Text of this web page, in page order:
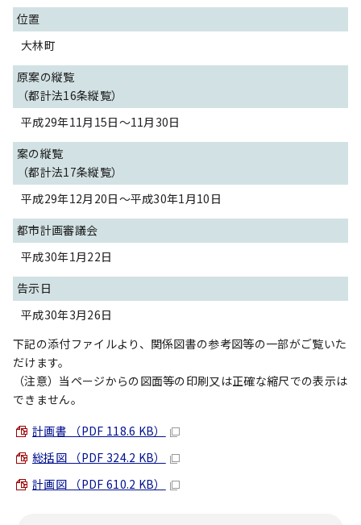
位置
大林町
原案の縦覧
（都計法16条縦覧）
平成29年11月15日～11月30日
案の縦覧
（都計法17条縦覧）
平成29年12月20日～平成30年1月10日
都市計画審議会
平成30年1月22日
告示日
平成30年3月26日
下記の添付ファイルより、関係図書の参考図等の一部がご覧いた
だけます。
（注意）当ページからの図面等の印刷又は正確な縮尺での表示は
できません。
計画書 （PDF 118.6 KB）
総括図 （PDF 324.2 KB）
計画図 （PDF 610.2 KB）